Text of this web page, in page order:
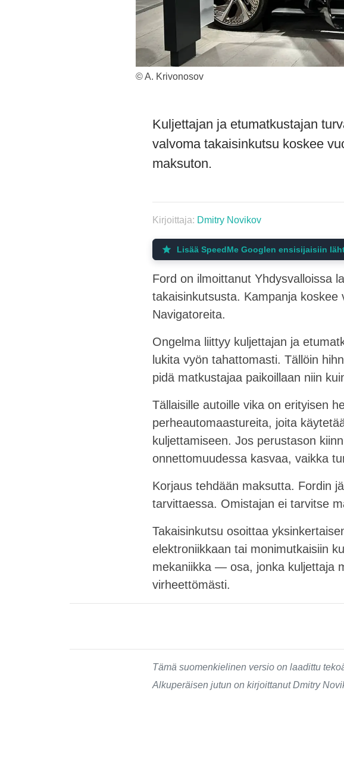
© A. Krivonosov
Kuljettajan ja etumatkustajan
valvoma takaisinkutsu koskee
maksuton.
Kirjoittaja: Dmitry Novikov
Lisää SpeedMe Googlen ensisijaisiin
Ford on ilmoittanut Yhdysvalloissa
takaisinkutsusta. Kampanja koskee
Navigatoreita.
Ongelma liittyy kuljettajan ja
lukita vyön tahattomasti. Tällöin
pidä matkustajaa paikoillaan niin
Tällaisille autoille vika on erityisen
perheautomaastureita, joita
kuljettamiseen. Jos perustason
onnettomuudessa kasvaa, vaikka
Korjaus tehdään maksutta. Fordin
tarvittaessa. Omistajan ei tarvitse
Takaisinkutsu osoittaa
elektroniikkaan tai monimutkaisiin
mekaniikka — osa, jonka kuljettaja
virheettömästi.
Tämä suomenkielinen versio on laadittu
Alkuperäisen jutun on kirjoittanut Dmitry